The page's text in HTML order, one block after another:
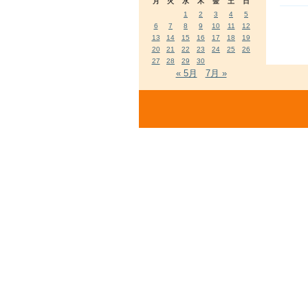
1
2 3 4
5
6
7 8 9 10 11
12
13
14 15 16 17 18
19
20
21 22 23 24 25
26
27
28 29 30
« 5月 7月 »